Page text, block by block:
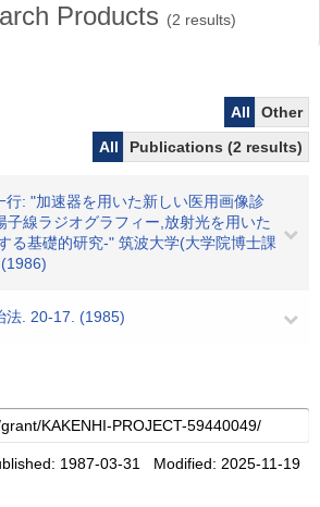
Products (2 results)
All
Other
All
Publications (2 results)
行: "加速器を用いた新しい医用画像診
子線ラジオグラフィー,放射光を用いた
る基礎的研究-" 筑波大学(大学院博士課
法. 20-17. (1985)
1987-03-31 Modified: 2025-11-19